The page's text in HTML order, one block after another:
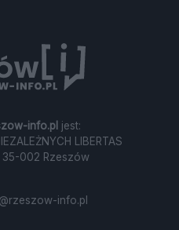
info.pl jest:
LIBERTAS
35-002 Rzeszów
info.pl